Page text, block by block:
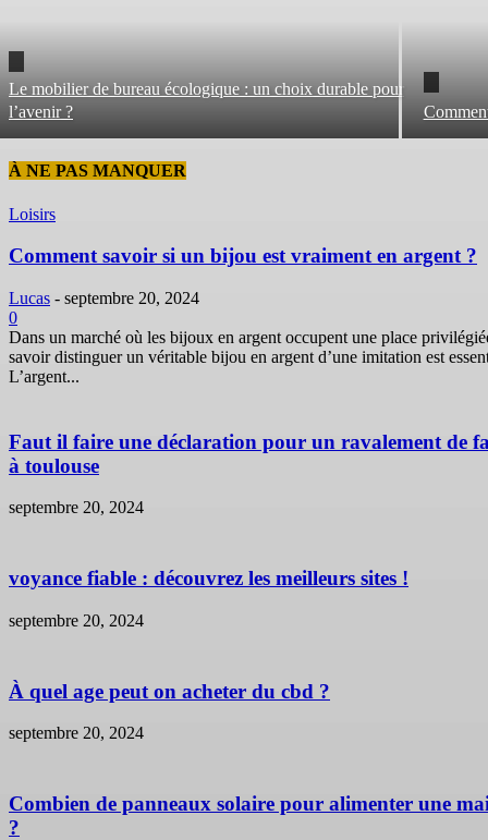
Le mobilier de bureau écologique : un choix durable pour
l’avenir ?
À NE PAS MANQUER
Loisirs
Comment savoir si un bijou est vraiment en argent ?
Lucas - septembre 20, 2024
0
Dans un marché où les bijoux en argent occupent une place
savoir distinguer un véritable bijou en argent d’une imitation est
L’argent...
Faut il faire une déclaration pour un ravalement de
à toulouse
septembre 20, 2024
voyance fiable : découvrez les meilleurs sites !
septembre 20, 2024
À quel age peut on acheter du cbd ?
septembre 20, 2024
Combien de panneaux solaire pour alimenter une
?